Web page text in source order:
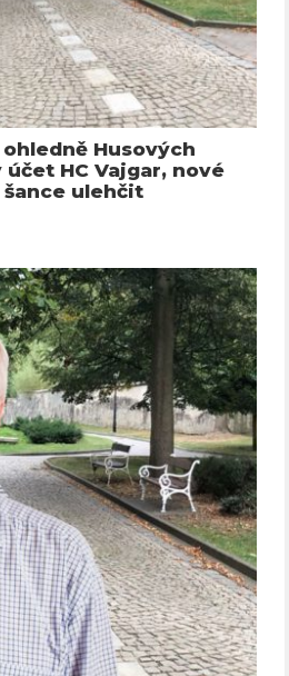
Husových
HC Vajgar, nové
šance ulehčit